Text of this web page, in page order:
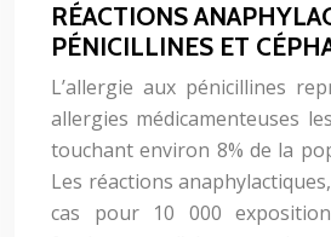
RÉACTIONS
PÉNICILLINES ET
L’allergie aux pénicillines
allergies médicamenteuses
touchant environ 8% de la
Les réactions
cas pour 10 000